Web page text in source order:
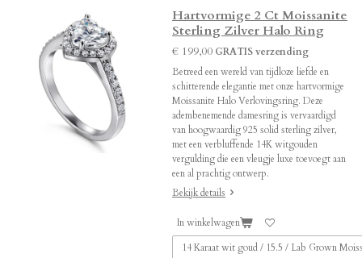
Hartvormige 2 Ct Moissanite
Sterling Zilver Halo Ring
€ 199,00 GRATIS verzending
Betreed een wereld van tijdloze liefde en
schitterende elegantie met onze hartvormige
Moissanite Halo Verlovingsring. Deze
adembenemende damesring is vervaardigd
van hoogwaardig 925 solid sterling zilver,
met een verbluffende 14K witgouden
vergulding die een vleugje luxe toevoegt aan
een al prachtig ontwerp.
Bekijk details
In winkelwagen